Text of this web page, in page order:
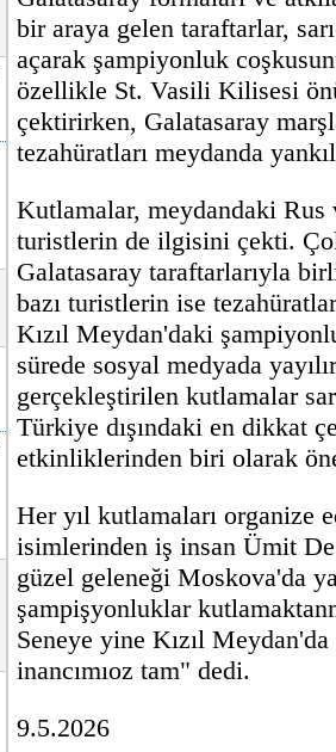
bir araya gelen taraftarlar,
açarak şampiyonluk
özellikle St. Vasili Kilisesi
çektirirken, Galatasaray
tezahüratları meydanda
Kutlamalar, meydandaki Rus
turistlerin de ilgisini çekti.
Galatasaray taraftarlarıyla
bazı turistlerin ise
Kızıl Meydan'daki
sürede sosyal medyada
gerçekleştirilen kutlamalar
Türkiye dışındaki en dikkat
etkinliklerinden biri olarak
Her yıl kutlamaları organize
isimlerinden iş insan Ümit
güzel geleneği Moskova'da
şampişyonluklar
Seneye yine Kızıl Meydan'da
inancımıoz tam" dedi.
9.5.2026